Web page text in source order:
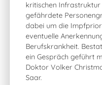
kritischen
gefährdete
dabei um die
eventuelle
Berufskrankheit.
ein Gespräch geführt
Doktor Volker
Saar.